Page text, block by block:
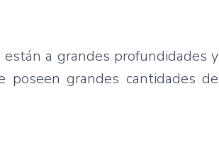
a grandes profundidades y
grandes cantidades de